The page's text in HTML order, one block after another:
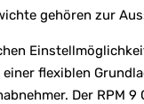
gehören zur
flexiblen
Der RPM 9